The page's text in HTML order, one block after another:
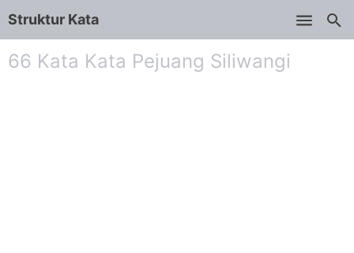
Struktur Kata
66 Kata Kata Pejuang Siliwangi